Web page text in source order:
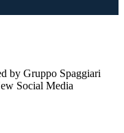
by Gruppo Spaggiari
Social Media